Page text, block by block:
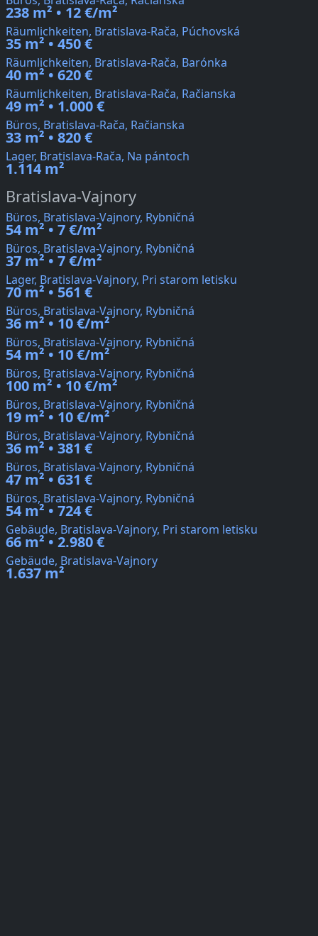
238 m² • 12 €/m²
Räumlichkeiten, Bratislava-Rača, Púchovská
35 m² • 450 €
Räumlichkeiten, Bratislava-Rača, Barónka
40 m² • 620 €
Räumlichkeiten, Bratislava-Rača, Račianska
49 m² • 1.000 €
Büros, Bratislava-Rača, Račianska
33 m² • 820 €
Lager, Bratislava-Rača, Na pántoch
1.114 m²
Bratislava-Vajnory
Büros, Bratislava-Vajnory, Rybničná
54 m² • 7 €/m²
Büros, Bratislava-Vajnory, Rybničná
37 m² • 7 €/m²
Lager, Bratislava-Vajnory, Pri starom letisku
70 m² • 561 €
Büros, Bratislava-Vajnory, Rybničná
36 m² • 10 €/m²
Büros, Bratislava-Vajnory, Rybničná
54 m² • 10 €/m²
Büros, Bratislava-Vajnory, Rybničná
100 m² • 10 €/m²
Büros, Bratislava-Vajnory, Rybničná
19 m² • 10 €/m²
Büros, Bratislava-Vajnory, Rybničná
36 m² • 381 €
Büros, Bratislava-Vajnory, Rybničná
47 m² • 631 €
Büros, Bratislava-Vajnory, Rybničná
54 m² • 724 €
Gebäude, Bratislava-Vajnory, Pri starom letisku
66 m² • 2.980 €
Gebäude, Bratislava-Vajnory
1.637 m²